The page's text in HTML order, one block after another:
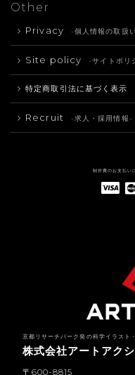
Other
Privacy -個人情報の取扱
Site policy -サイトポリ
特定商取引法に基づく表示
Recruit -求人・採用情報-
制作費のお支払い
京都リサーチパーク発の科学イラスト
株式会社アートアク
〒600-8815